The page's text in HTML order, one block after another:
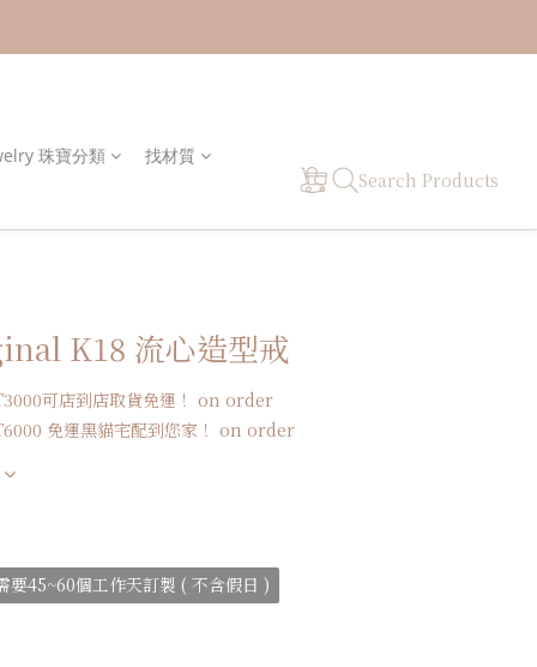
珠寶分類 找材質
Search Products
K18 流心造型戒
可店到店取貨免運！ on order
免運黑貓宅配到您家！ on order
要45~60個工作天訂製 ( 不含假日 )